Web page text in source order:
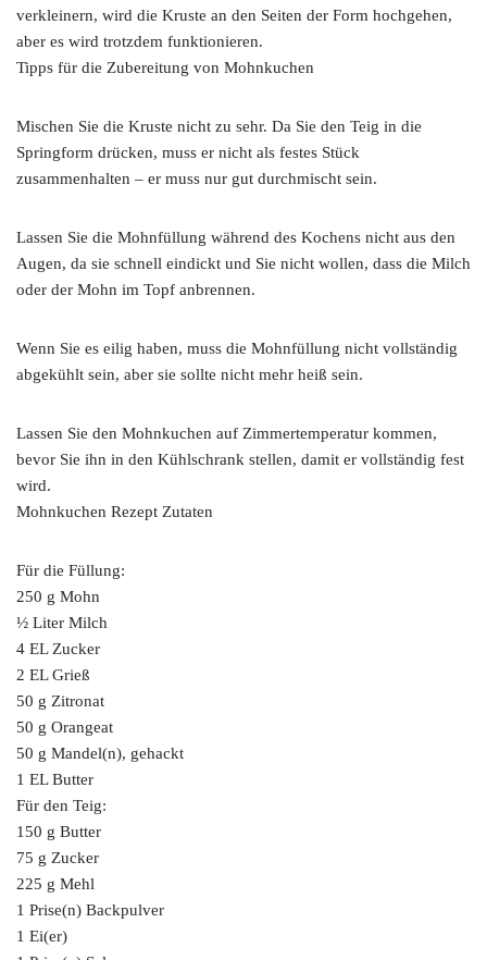
verkleinern, wird die Kruste an den Seiten der Form hochgehen,
aber es wird trotzdem funktionieren.
Tipps für die Zubereitung von Mohnkuchen
Mischen Sie die Kruste nicht zu sehr. Da Sie den Teig in die
Springform drücken, muss er nicht als festes Stück
zusammenhalten – er muss nur gut durchmischt sein.
Lassen Sie die Mohnfüllung während des Kochens nicht aus den
Augen, da sie schnell eindickt und Sie nicht wollen, dass die Milch
oder der Mohn im Topf anbrennen.
Wenn Sie es eilig haben, muss die Mohnfüllung nicht vollständig
abgekühlt sein, aber sie sollte nicht mehr heiß sein.
Lassen Sie den Mohnkuchen auf Zimmertemperatur kommen,
bevor Sie ihn in den Kühlschrank stellen, damit er vollständig fest
wird.
Mohnkuchen Rezept Zutaten
Für die Füllung:
250 g Mohn
½ Liter Milch
4 EL Zucker
2 EL Grieß
50 g Zitronat
50 g Orangeat
50 g Mandel(n), gehackt
1 EL Butter
Für den Teig:
150 g Butter
75 g Zucker
225 g Mehl
1 Prise(n) Backpulver
1 Ei(er)